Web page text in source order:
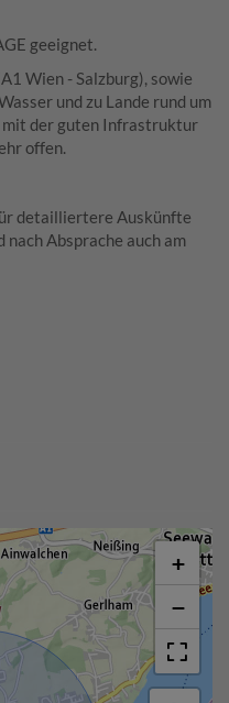
geeignet.
Wien - Salzburg), sowie
und zu Lande rund um
mit der guten Infrastruktur
offen.
detailliertere Auskünfte
Absprache auch am
+
−